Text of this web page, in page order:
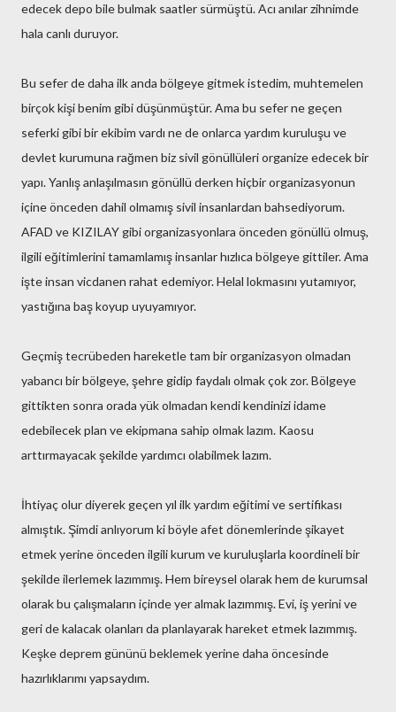
edecek depo bile bulmak saatler sürmüştü. Acı anılar zihnimde
hala canlı duruyor.
Bu sefer de daha ilk anda bölgeye gitmek istedim, muhtemelen
birçok kişi benim gibi düşünmüştür. Ama bu sefer ne geçen
seferki gibi bir ekibim vardı ne de onlarca yardım kuruluşu ve
devlet kurumuna rağmen biz sivil gönüllüleri organize edecek bir
yapı. Yanlış anlaşılmasın gönüllü derken hiçbir organizasyonun
içine önceden dahil olmamış sivil insanlardan bahsediyorum.
AFAD ve KIZILAY gibi organizasyonlara önceden gönüllü olmuş,
ilgili eğitimlerini tamamlamış insanlar hızlıca bölgeye gittiler. Ama
işte insan vicdanen rahat edemiyor. Helal lokmasını yutamıyor,
yastığına baş koyup uyuyamıyor.
Geçmiş tecrübeden hareketle tam bir organizasyon olmadan
yabancı bir bölgeye, şehre gidip faydalı olmak çok zor. Bölgeye
gittikten sonra orada yük olmadan kendi kendinizi idame
edebilecek plan ve ekipmana sahip olmak lazım. Kaosu
arttırmayacak şekilde yardımcı olabilmek lazım.
İhtiyaç olur diyerek geçen yıl ilk yardım eğitimi ve sertifikası
almıştık. Şimdi anlıyorum ki böyle afet dönemlerinde şikayet
etmek yerine önceden ilgili kurum ve kuruluşlarla koordineli bir
şekilde ilerlemek lazımmış. Hem bireysel olarak hem de kurumsal
olarak bu çalışmaların içinde yer almak lazımmış. Evi, iş yerini ve
geri de kalacak olanları da planlayarak hareket etmek lazımmış.
Keşke deprem gününü beklemek yerine daha öncesinde
hazırlıklarımı yapsaydım.